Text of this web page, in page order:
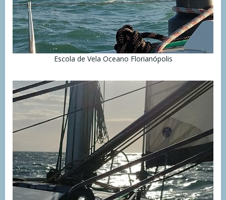
Escola de Vela Oceano Florianópolis